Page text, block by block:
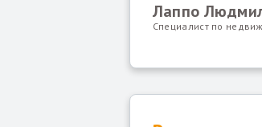
Лаппо
Специалист по